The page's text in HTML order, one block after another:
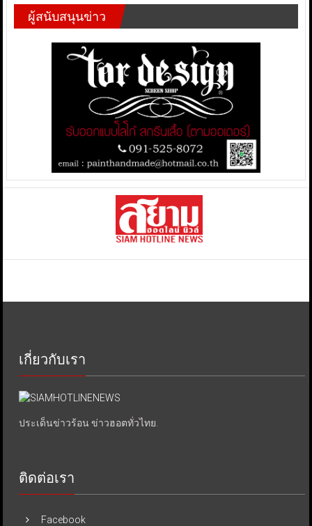
ผู้สนับสนุนข่าว
เกี่ยวกับเรา
ประเด็นข่าวร้อน ข่าวฮอตทั่วไทย.
ติดต่อเรา
Facebook